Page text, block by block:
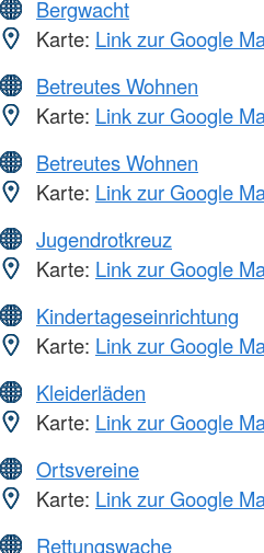
Bergwacht
Karte: Link zur Google
Betreutes Wohnen
Karte: Link zur Google
Betreutes Wohnen
Karte: Link zur Google
Jugendrotkreuz
Karte: Link zur Google
Kindertageseinrichtung
Karte: Link zur Google
Kleiderläden
Karte: Link zur Google
Ortsvereine
Karte: Link zur Google
Rettungswache